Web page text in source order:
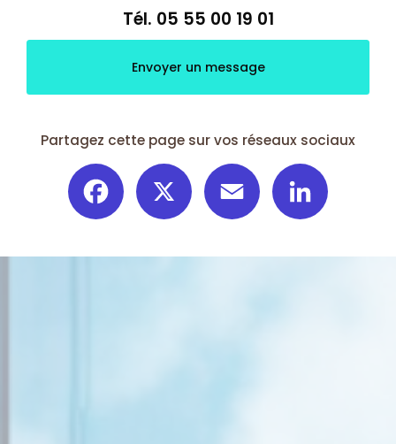
Tél. 05 55 00 19 01
Envoyer un message
Partagez cette page sur vos réseaux sociaux
Facebook Email